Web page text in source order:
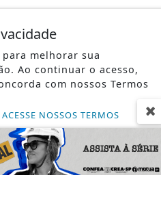
RESERVADOS.
E PRIVACIDADE
melhorar sua
Ao continuar o acesso,
com nossos Termos
ACESSE NOSSOS TERMOS